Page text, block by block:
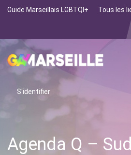
Guide Marseillais LGBTQI+ Tous les
S'identifier
Agenda Q –